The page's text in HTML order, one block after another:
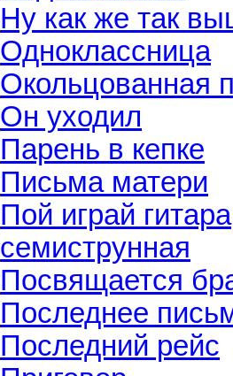
Ну как же так
Одноклассница
Окольцованная
Он уходил
Парень в кепке
Письма матери
Пой играй гитара
семиструнная
Посвящается
Последнее
Последний рейс